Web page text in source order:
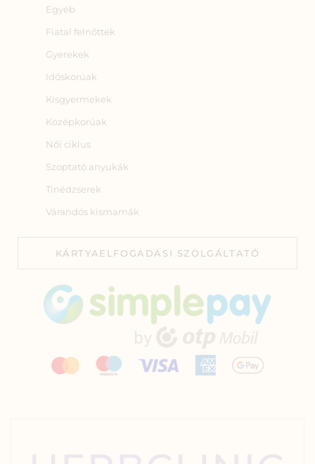
Egyéb
Fiatal felnőttek
Gyerekek
Időskorúak
Kisgyermekek
Középkorúak
Női ciklus
Szoptató anyukák
Tinédzserek
Várandós kismamák
KÁRTYAELFOGADÁSI SZOLGÁLTATÓ